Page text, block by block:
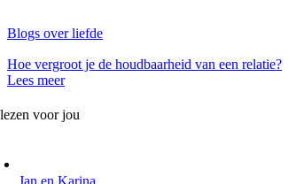
Blogs over liefde
Hoe vergroot je de houdbaarheid van een relatie?
Lees meer
voor jou
Jan en Karina